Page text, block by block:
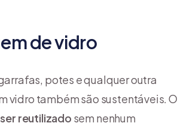
de vidro
potes e qualquer outra
vidro também são sustentáveis. O
reutilizado sem nenhum